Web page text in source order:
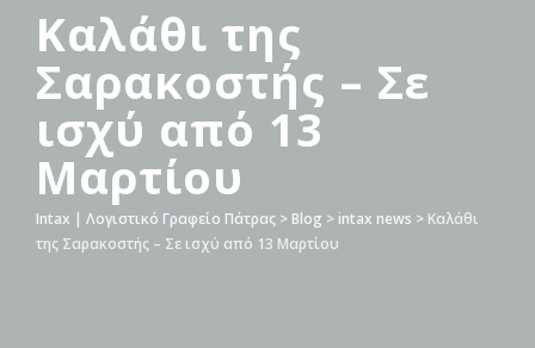
Καλάθι της
Σαρακοστής – Σε
ισχύ από 13
Μαρτίου
Intax | Λογιστικό Γραφείο Πάτρας > Blog > intax news > Καλάθι
της Σαρακοστής – Σε ισχύ από 13 Μαρτίου